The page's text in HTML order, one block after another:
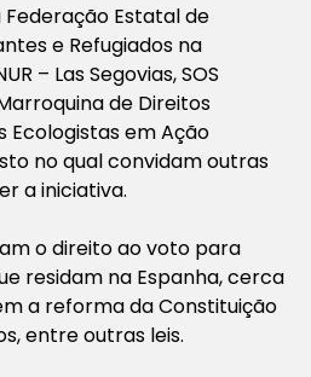
Estatal de
e Refugiados na
– Las Segovias, SOS
de Direitos
Ecologistas em Ação
no qual convidam outras
a iniciativa.
o direito ao voto para
residam na Espanha, cerca
a reforma da Constituição
entre outras leis.